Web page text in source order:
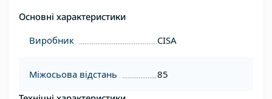
Основні характеристики
Виробник
CISA
Міжосьова відстань
85